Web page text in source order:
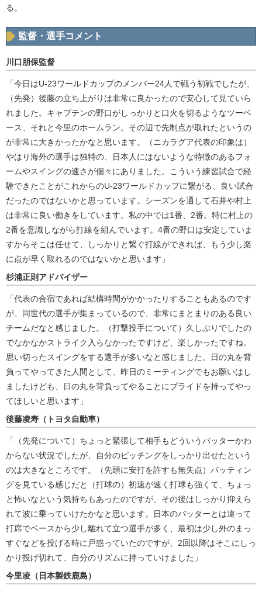
る。
監督・選手コメント
川口朋保監督
「今日はU-23ワールドカップのメンバー24人で戦う初戦でしたが、
（先発）後藤の立ち上がりは非常に良かったので安心して見ていら
れました。キャプテンの野口がしっかりと口火を切るようなツーベ
ース、それと今里のホームラン。その辺で先制点が取れたというの
が非常に大きかったかなと思います。（ニカラグア代表の印象は）
やはり海外の選手は独特の、日本人にはないような特徴のあるフォ
ームやスイングの速さが個々にありました。こういう練習試合で経
験できたことがこれからのU-23ワールドカップに繋がる、良い試合
だったのではないかと思っています。シーズンを通して石井や村上
は非常に良い働きをしています。私の中では1番、2番。特に村上の
2番を意識しながら打線を組んでいます。4番の野口は安定していま
すからそこは任せて、しっかりと繋ぐ打線ができれば、もう少し楽
に点が早く取れるのではないかと思います」
杉浦正則アドバイザー
「代表の合宿であれば結構時間がかかったりすることもあるのです
が、同世代の選手が集まっているので、非常にまとまりのある良い
チームだなと感じました。（打撃投手について）久しぶりでしたの
でなかなかストライク入らなかったですけど、楽しかったですね。
思い切ったスイングをする選手が多いなと感じました。日の丸を背
負ってやってきた人間として、昨日のミーティングでもお願いはし
ましたけども、日の丸を背負ってやることにプライドを持ってやっ
てほしいと思います」
後藤凌寿（トヨタ自動車）
「（先発について）ちょっと緊張して相手もどういうバッターかわ
からない状況でしたが、自分のピッチングをしっかり出せたという
のは大きなところです。（先頭に安打を許すも無失点）バッティン
グを見ている感じだと（打球の）初速が速く打球も強くて、ちょっ
と怖いなという気持ちもあったのですが、その後はしっかり抑えら
れて波に乗っていけたかなと思います。日本のバッターとは違って
打席でベースから少し離れて立つ選手が多く、最初は少し外のまっ
すぐなどを投げる時に戸惑っていたのですが、2回以降はそこにしっ
かり投げ切れて、自分のリズムに持っていけました」
今里凌（日本製鉄鹿島）